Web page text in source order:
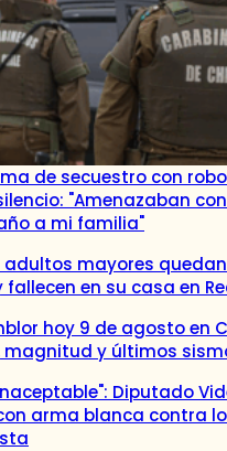
de secuestro con robo
"Amenazaban
a mi familia"
adultos mayores
fallecen en su casa en
hoy 9 de agosto en
magnitud y últimos
Diputado
arma blanca contra